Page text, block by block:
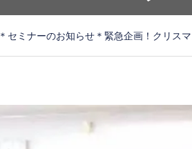
＊セミナーのお知らせ＊緊急企画！クリス